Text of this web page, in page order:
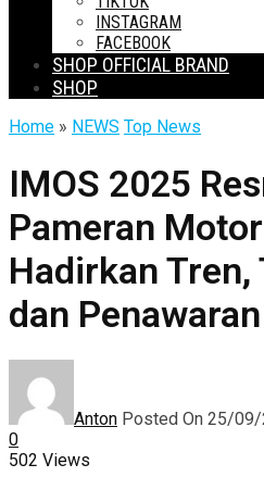
INSTAGRAM
FACEBOOK
SHOP OFFICIAL BRAND
SHOP
Home » NEWS Top News
IMOS 2025
Pameran
Hadirkan Tren,
dan
Anton Posted On 25/
0
502 Views